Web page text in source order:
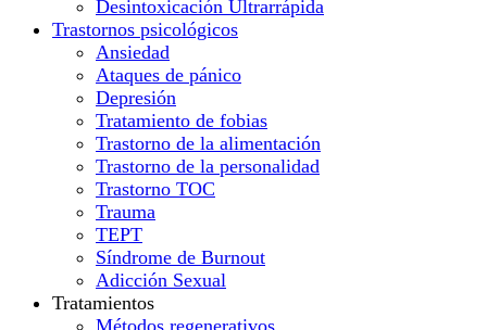
Desintoxicación Ultrarrápida
Trastornos psicológicos
Ansiedad
Ataques de pánico
Depresión
Tratamiento de fobias
Trastorno de la alimentación
Trastorno de la personalidad
Trastorno TOC
Trauma
TEPT
Síndrome de Burnout
Adicción Sexual
Tratamientos
Métodos regenerativos